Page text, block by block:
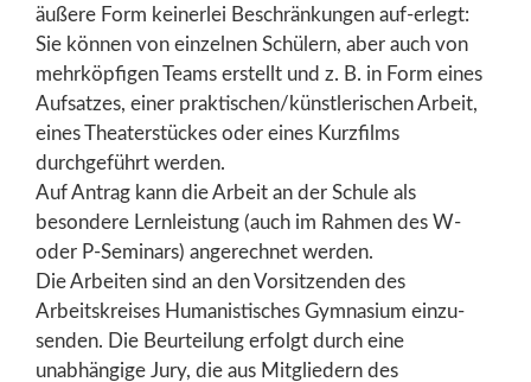
äußere Form keinerlei Beschränkungen auf-erlegt:
Sie können von einzelnen Schülern, aber auch von
mehrköpfigen Teams erstellt und z. B. in Form eines
Aufsatzes, einer praktischen/künstlerischen Arbeit,
eines Theaterstückes oder eines Kurzfilms
durchgeführt werden.
Auf Antrag kann die Arbeit an der Schule als
besondere Lernleistung (auch im Rahmen des W-
oder P-Seminars) angerechnet werden.
Die Arbeiten sind an den Vorsitzenden des
Arbeitskreises Humanistisches Gymnasium einzu-
senden. Die Beurteilung erfolgt durch eine
unabhängige Jury, die aus Mitgliedern des